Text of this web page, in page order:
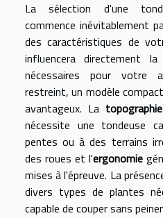
La sélection d'une
commence inévitablement
des caractéristiques de
influencera directement
nécessaires pour votre
restreint, un modèle
avantageux. La
nécessite une tondeuse
pentes ou à des terrains
des roues et l'ergonomie
mises à l'épreuve. La
divers types de plantes
capable de couper sans